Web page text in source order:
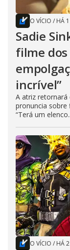
O VÍCIO / HÁ
Sadie
filme
incrível”
A atriz retornará
pronuncia sobre
“Terá um
O VÍCIO / HÁ